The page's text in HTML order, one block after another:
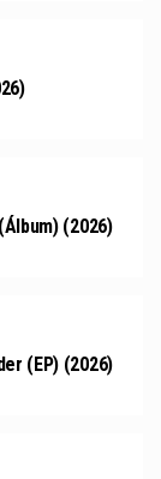
(2026)
(EP) (2026)